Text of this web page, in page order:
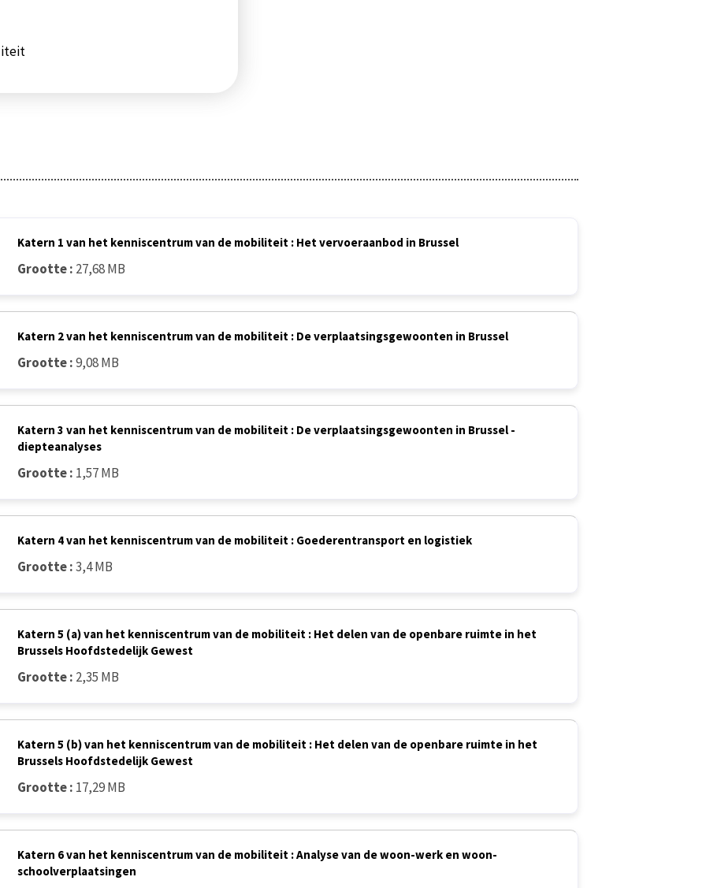
Katern 1 van het kenniscentrum van de mobiliteit : Het vervoeraanbod in Brussel
Grootte : 27,68 MB
Katern 2 van het kenniscentrum van de mobiliteit : De verplaatsingsgewoonten in Brussel
Grootte :9,08 MB
Katern 3 van het kenniscentrum van de mobiliteit : De verplaatsingsgewoonten in Brussel -
diepteanalyses
Grootte : 1,57 MB
Katern 4 van het kenniscentrum van de mobiliteit : Goederentransport en logistiek
Grootte :3,4 MB
Katern 5 (a) van het kenniscentrum van de mobiliteit : Het delen van de openbare ruimte in het
Brussels Hoofdstedelijk Gewest
Grootte : 2,35 MB
Katern 5 (b) van het kenniscentrum van de mobiliteit : Het delen van de openbare ruimte in het
Brussels Hoofdstedelijk Gewest
Grootte : 17,29 MB
Katern 6 van het kenniscentrum van de mobiliteit : Analyse van de woon-werk en woon-
schoolverplaatsingen